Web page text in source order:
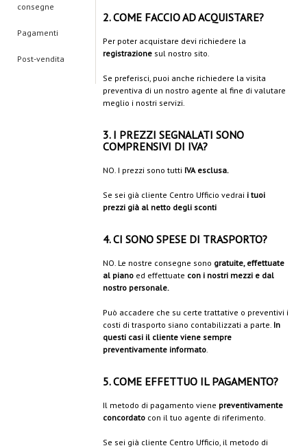
consegne
Pagamenti
Post-vendita
2. COME FACCIO AD ACQUISTARE?
Per poter acquistare devi richiedere la
registrazione sul nostro sito.
Se preferisci, puoi anche richiedere la visita
preventiva di un nostro agente al fine di valutare
meglio i nostri servizi.
3. I PREZZI SEGNALATI SONO
COMPRENSIVI DI IVA?
NO. I prezzi sono tutti IVA esclusa.
Se sei già cliente Centro Ufficio vedrai i tuoi
prezzi già al netto degli sconti
4. CI SONO SPESE DI TRASPORTO?
NO. Le nostre consegne sono gratuite, effettuate
al piano ed effettuate con i nostri mezzi e dal
nostro personale.
Può accadere che su certe trattative o preventivi i
costi di trasporto siano contabilizzati a parte. In
questi casi il cliente viene sempre
preventivamente informato
5. COME EFFETTUO IL PAGAMENTO?
Il metodo di pagamento viene preventivamente
concordato con il tuo agente di riferimento.
Se sei già cliente Centro Ufficio, il metodo di